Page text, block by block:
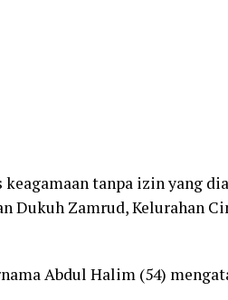
tanpa izin yang
Dukuh Zamrud, Kelurahan
Abdul Halim (54)